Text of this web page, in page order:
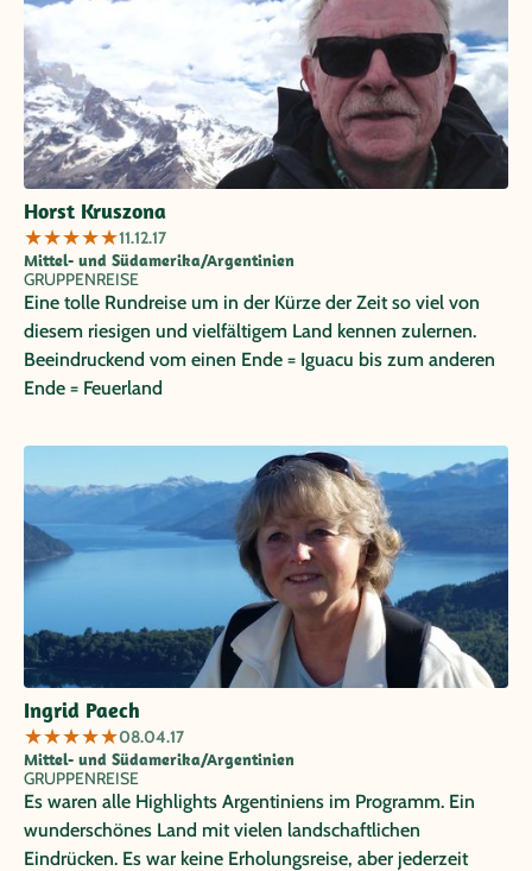
Horst Kruszona
★★★★★11.12.17
Mittel- und Südamerika/Argentinien
GRUPPENREISE
Eine tolle Rundreise um in der Kürze der Zeit so viel von
diesem riesigen und vielfältigem Land kennen zulernen.
Beeindruckend vom einen Ende = Iguacu bis zum anderen
Ende = Feuerland
Ingrid Paech
★★★★★08.04.17
Mittel- und Südamerika/Argentinien
GRUPPENREISE
Es waren alle Highlights Argentiniens im Programm. Ein
wunderschönes Land mit vielen landschaftlichen
Eindrücken. Es war keine Erholungsreise, aber jederzeit